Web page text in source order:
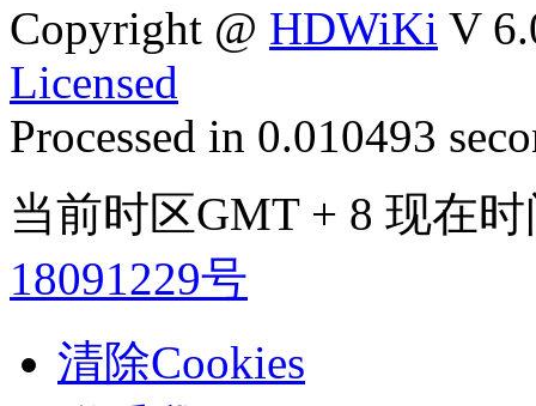
Copyright @ HDWiKi V
Licensed
Processed in 0.010493
当前时区GMT + 8 现在
18091229号
清除Cookies